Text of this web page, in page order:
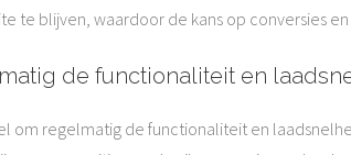
te blijven, waardoor de kans op conversies
de functionaliteit en
om regelmatig de functionaliteit en